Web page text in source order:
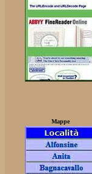
Mappe